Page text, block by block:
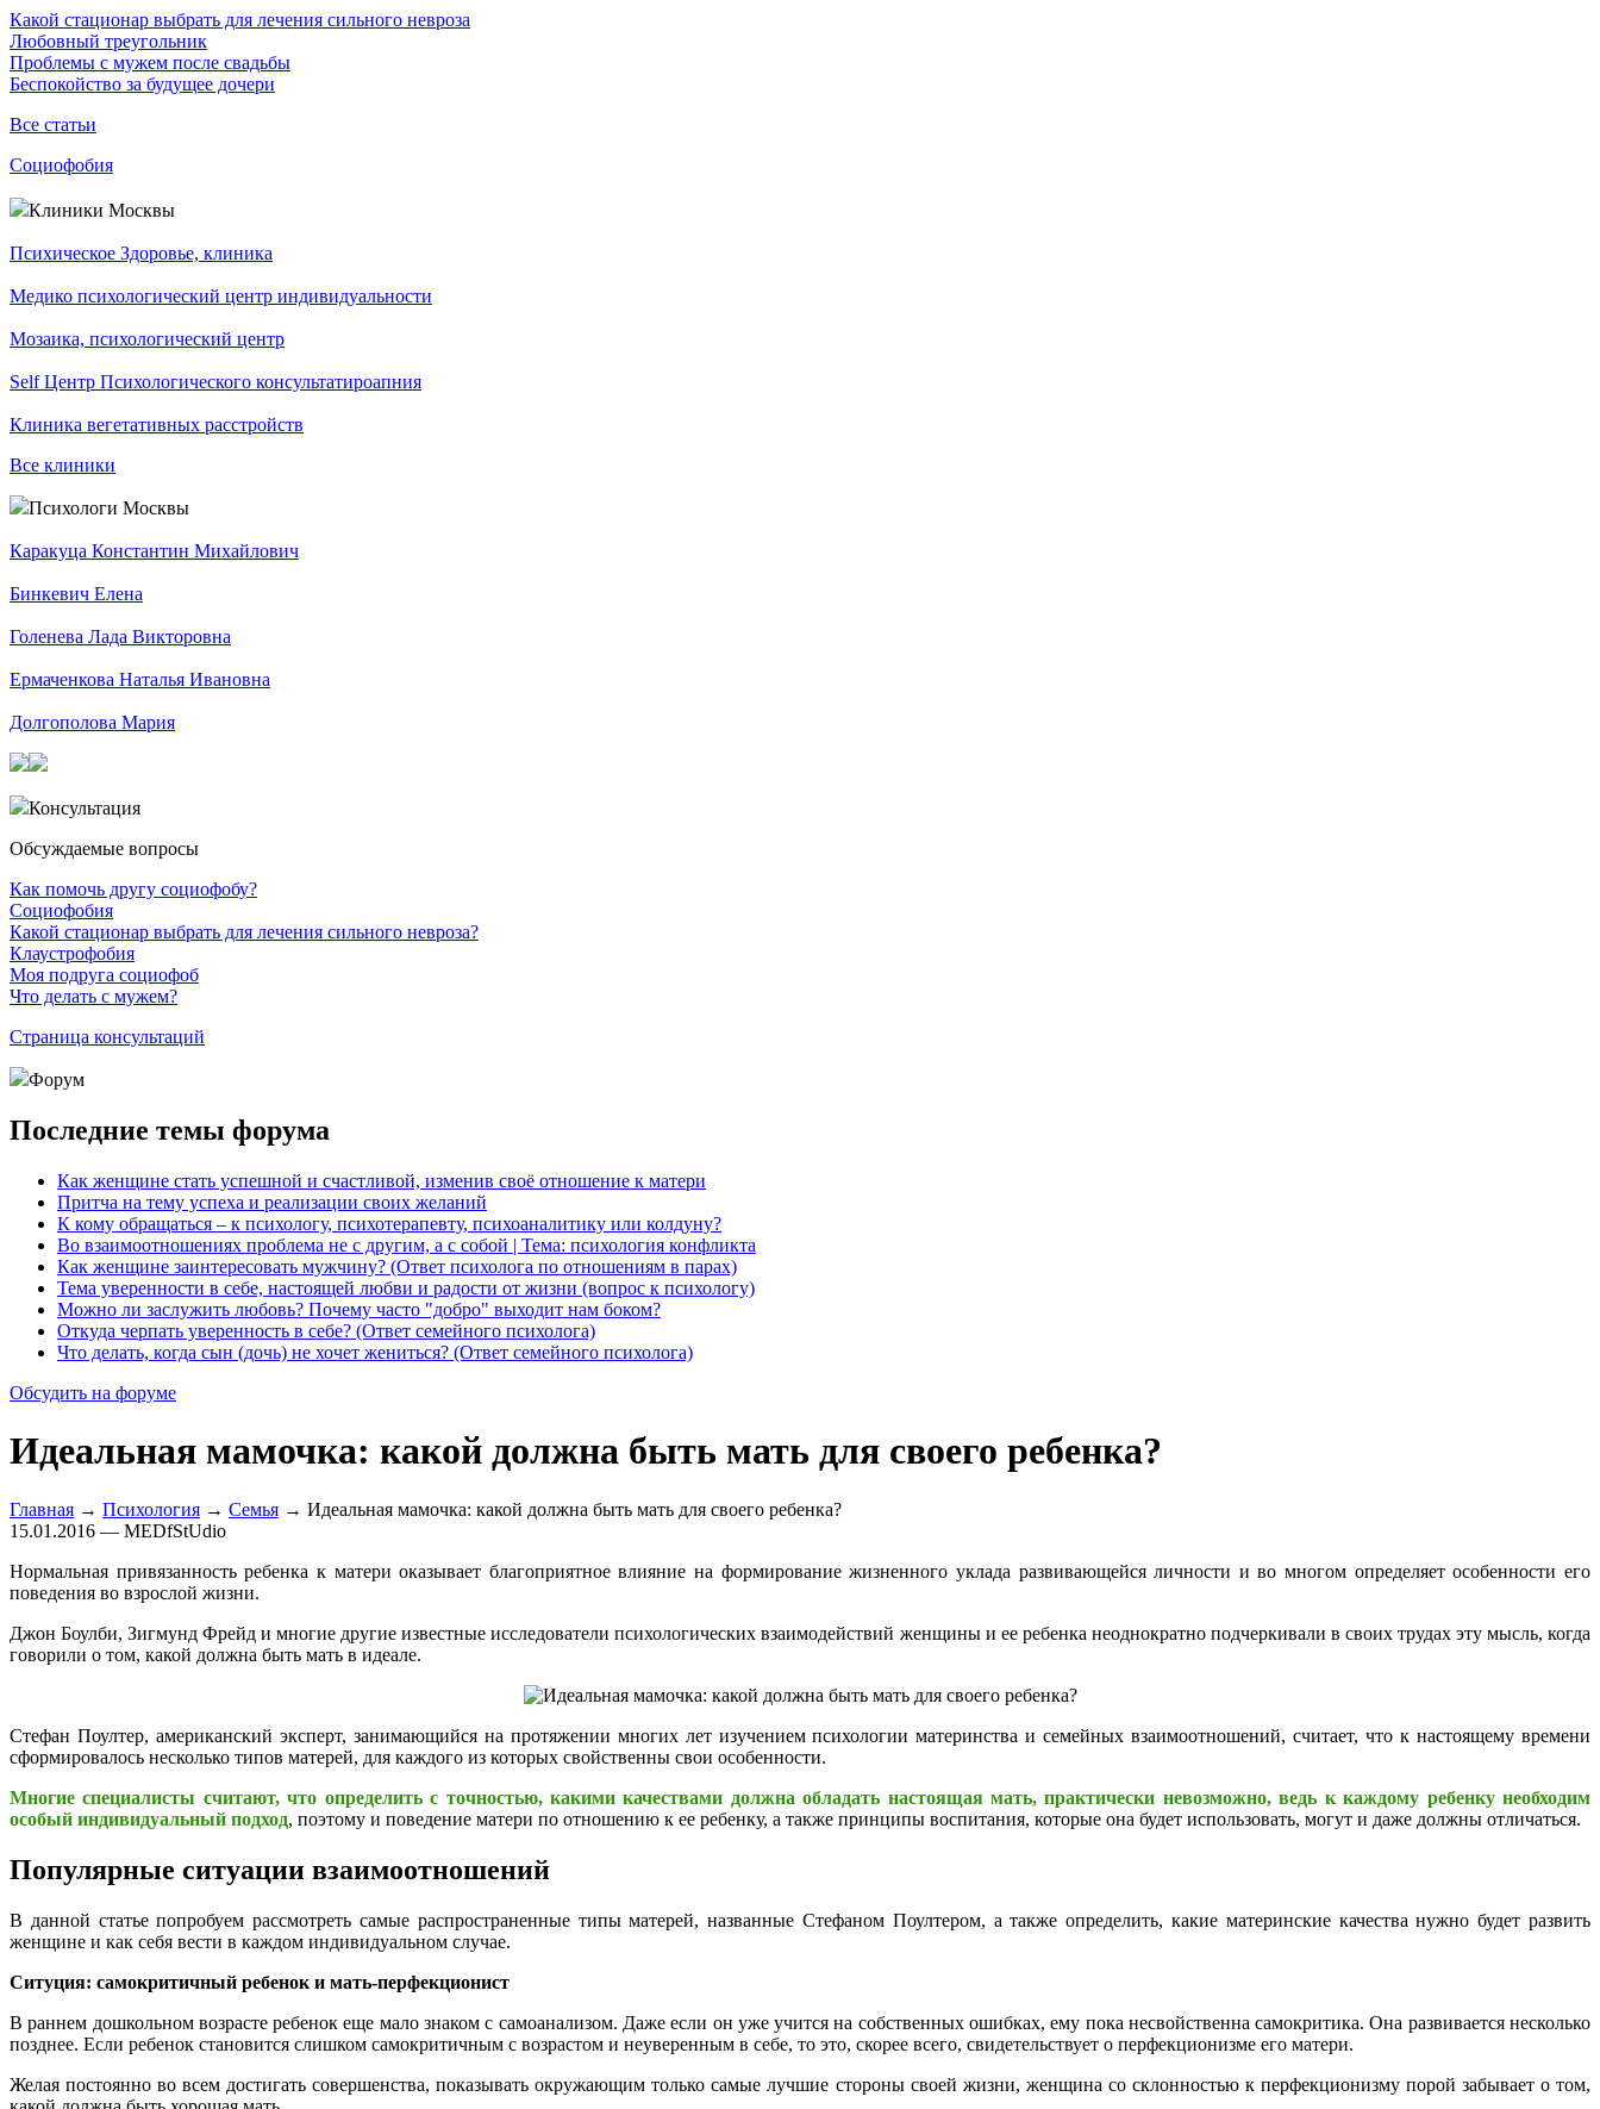
Какой стационар выбрать для лечения сильного невроза
Любовный треугольник
Проблемы с мужем после свадьбы
Беспокойство за будущее дочери
Все статьи
Социофобия
Клиники Москвы
Психическое Здоровье, клиника
Медико психологический центр индивидуальности
Мозаика, психологический центр
Self Центр Психологического консультатироапния
Клиника вегетативных расстройств
Все клиники
Психологи Москвы
Каракуца Константин Михайлович
Бинкевич Елена
Голенева Лада Викторовна
Ермаченкова Наталья Ивановна
Долгополова Мария
Консультация
Обсуждаемые вопросы
Как помочь другу социофобу?
Социофобия
Какой стационар выбрать для лечения сильного невроза?
Клаустрофобия
Моя подруга социофоб
Что делать с мужем?
Страница консультаций
Форум
Последние темы форума
Как женщине стать успешной и счастливой, изменив своё отношение к матери
Притча на тему успеха и реализации своих желаний
К кому обращаться – к психологу, психотерапевту, психоаналитику или колдуну?
Во взаимоотношениях проблема не с другим, а с собой | Тема: психология конфликта
Как женщине заинтересовать мужчину? (Ответ психолога по отношениям в парах)
Тема уверенности в себе, настоящей любви и радости от жизни (вопрос к психологу)
Можно ли заслужить любовь? Почему часто "добро" выходит нам боком?
Откуда черпать уверенность в себе? (Ответ семейного психолога)
Что делать, когда сын (дочь) не хочет жениться? (Ответ семейного психолога)
Обсудить на форуме
Идеальная мамочка: какой должна быть мать для своего ребенка?
Главная → Психология → Семья → Идеальная мамочка: какой должна быть мать для своего ребенка?
15.01.2016 — MEDfStUdio
Нормальная привязанность ребенка к матери оказывает благоприятное влияние на формирование жизненного уклада развивающейся личности и во многом определяет особенности его
поведения во взрослой жизни.
Джон Боулби, Зигмунд Фрейд и многие другие известные исследователи психологических взаимодействий женщины и ее ребенка неоднократно подчеркивали в своих трудах эту мысль, когда
говорили о том, какой должна быть мать в идеале.
Стефан Поултер, американский эксперт, занимающийся на протяжении многих лет изучением психологии материнства и семейных взаимоотношений, считает, что к настоящему времени
сформировалось несколько типов матерей, для каждого из которых свойственны свои особенности.
Многие специалисты считают, что определить с точностью, какими качествами должна обладать настоящая мать, практически невозможно, ведь к каждому ребенку необходим
особый индивидуальный подход, поэтому и поведение матери по отношению к ее ребенку, а также принципы воспитания, которые она будет использовать, могут и даже должны отличаться.
Популярные ситуации взаимоотношений
В данной статье попробуем рассмотреть самые распространенные типы матерей, названные Стефаном Поултером, а также определить, какие материнские качества нужно будет развить
женщине и как себя вести в каждом индивидуальном случае.
Ситуция: самокритичный ребенок и мать-перфекционист
В раннем дошкольном возрасте ребенок еще мало знаком с самоанализом. Даже если он уже учится на собственных ошибках, ему пока несвойственна самокритика. Она развивается несколько
позднее. Если ребенок становится слишком самокритичным с возрастом и неуверенным в себе, то это, скорее всего, свидетельствует о перфекционизме его матери.
Желая постоянно во всем достигать совершенства, показывать окружающим только самые лучшие стороны своей жизни, женщина со склонностью к перфекционизму порой забывает о том,